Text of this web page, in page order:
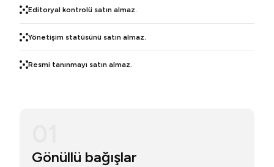
Editoryal kontrolü satın almaz.
Yönetişim statüsünü satın almaz.
Resmi tanınmayı satın almaz.
Gönüllü bağışlar